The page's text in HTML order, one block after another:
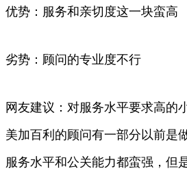
优势：服务和亲切度这一块蛮高
劣势：顾问的专业度不行
网友建议：对服务水平要求高的
美加百利的顾问有一部分以前是
服务水平和公关能力都蛮强，但